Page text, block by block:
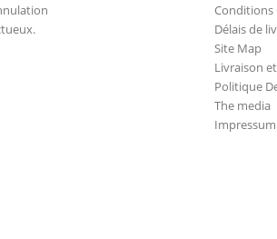
Conditions
Délais de
Site Map
Livraison
Politique
The media
Impressum